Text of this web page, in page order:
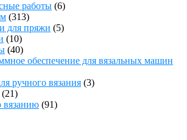
работы (6)
(313)
для пряжи (5)
(10)
(40)
обеспечение для вязальных машин
ручного вязания (3)
(21)
вязанию (91)